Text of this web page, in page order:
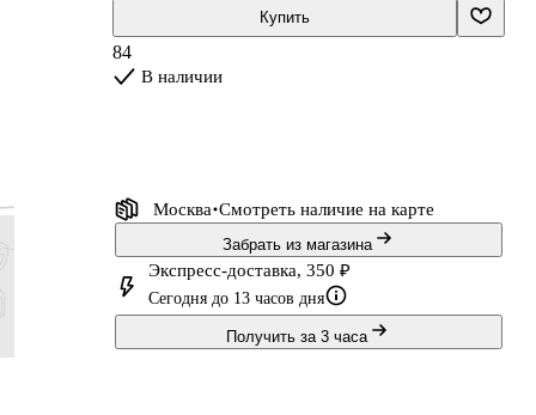
Купить
84
В наличии
Москва Смотреть наличие на карте
Забрать из магазина
Экспресс-доставка, 350 ₽
Сегодня до 13 часов дня
Получить за 3 часа